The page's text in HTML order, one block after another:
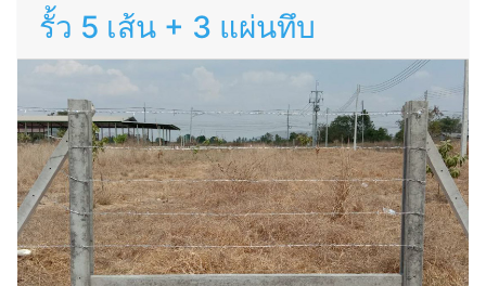
รั้ว 5 เส้น + 3 แผ่นทึบ